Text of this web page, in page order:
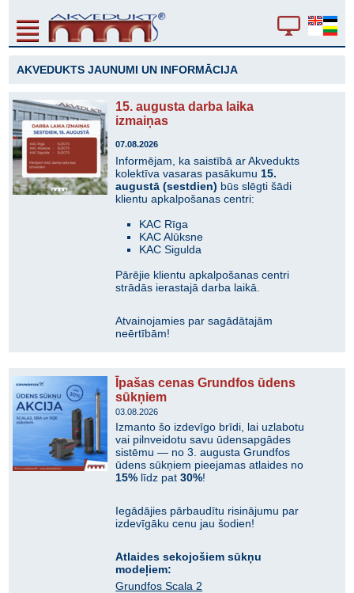
AKVEDUKTS JAUNUMI UN INFORMĀCIJA
15. augusta darba laika
izmaiņas
07.08.2026
Informējam, ka saistībā ar Akvedukts
kolektīva vasaras pasākumu 15.
augustā (sestdien) būs slēgti šādi
klientu apkalpošanas centri:
KAC Rīga
KAC Alūksne
KAC Sigulda
Pārējie klientu apkalpošanas centri
strādās ierastajā darba laikā.
Atvainojamies par sagādātajām
neērtībām!
Īpašas cenas Grundfos ūdens
sūkņiem
03.08.2026
Izmanto šo izdevīgo brīdi, lai uzlabotu
vai pilnveidotu savu ūdensapgādes
sistēmu — no 3. augusta Grundfos
ūdens sūkņiem pieejamas atlaides no
15% līdz pat30%!
Iegādājies pārbaudītu risinājumu par
izdevīgāku cenu jau šodien!
Atlaides sekojošiem sūkņu
modeļiem:
Grundfos Scala 2